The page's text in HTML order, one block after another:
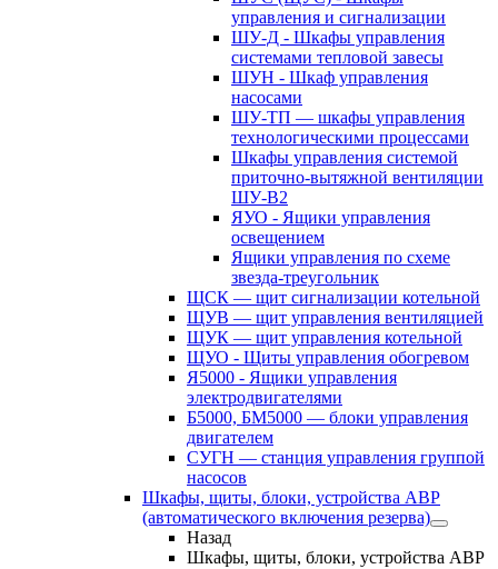
управления и сигнализации
ШУ-Д - Шкафы управления
системами тепловой завесы
ШУН - Шкаф управления
насосами
ШУ-ТП — шкафы управления
технологическими процессами
Шкафы управления системой
приточно-вытяжной вентиляции
ШУ-В2
ЯУО - Ящики управления
освещением
Ящики управления по схеме
звезда-треугольник
ЩСК — щит сигнализации котельной
ЩУВ — щит управления вентиляцией
ЩУК — щит управления котельной
ЩУО - Щиты управления обогревом
Я5000 - Ящики управления
электродвигателями
Б5000, БМ5000 — блоки управления
двигателем
СУГН — станция управления группой
насосов
Шкафы, щиты, блоки, устройства АВР
(автоматического включения резерва)
Назад
Шкафы, щиты, блоки, устройства АВР